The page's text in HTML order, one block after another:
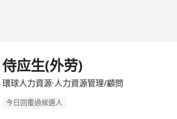
侍应生(外劳)
環球人力資源·人力資源管理/顧問
今日回覆過候選人